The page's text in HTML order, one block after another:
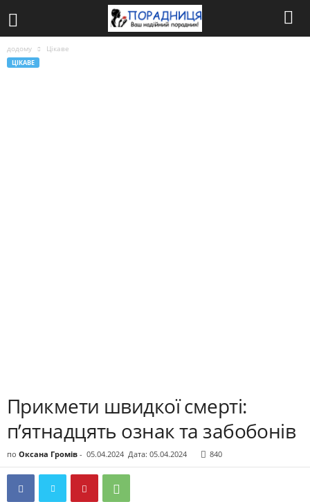
додому Цікаве
ЦІКАВЕ
Прикмети швидкої смерті:
п’ятнадцять ознак та забобонів
по Оксана Громів - 05.04.2024 Дата: 05.04.2024 840